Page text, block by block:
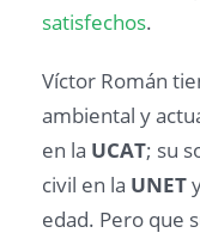
satisfechos.
Víctor Román
ambiental y
en la UCAT; su
civil en la UNET
edad. Pero que